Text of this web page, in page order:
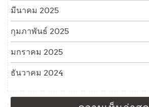
มีนาคม 2025
กุมภาพันธ์ 2025
มกราคม 2025
ธันวาคม 2024